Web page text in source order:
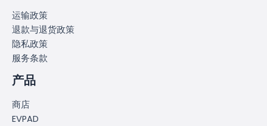
运输政策
退款与退货政策
隐私政策
服务条款
产品
商店
EVPAD